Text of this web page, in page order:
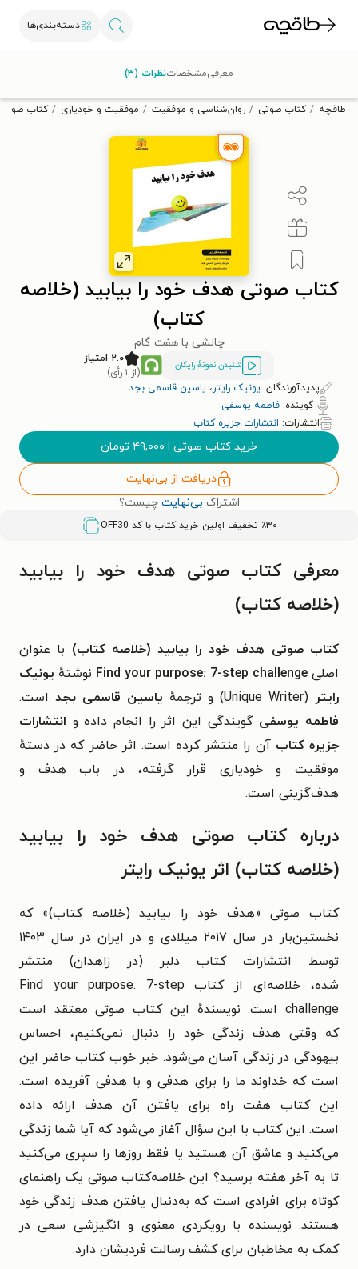
دسته‌بندی‌ها
تخفیف از طاقچه دریافت کن.
طاقچه کتاب صوتی روان‌شناسی و موفقیت موفقیت و خودیاری کتاب صوتی
کتاب صوتی هدف خود را بیابید (خلاصه
کتاب)
چالشی با هفت گام
شنیدن نمونۀ رایگان
۲.۰ امتیاز
(از ۱ رأی)
پدیدآورندگان: یونیک رایتر، یاسین قاسمی بجد
گوینده: فاطمه یوسفی
انتشارات: انتشارات جزیره کتاب
خرید کتاب صوتی | ۴۹,۰۰۰ تومان
دریافت از بی‌نهایت
اشتراک بی‌نهایت چیست؟
٪۳۰ تخفیف اولین خرید کتاب با کد OFF30
معرفیمشخصاتنظرات (۳)
معرفی کتاب صوتی هدف خود را بیابید
(خلاصه کتاب)
کتاب صوتی هدف خود را بیابید (خلاصه کتاب) با عنوان
اصلی Find your purpose: 7-step challenge نوشتهٔ یونیک
رایتر (
Unique Writer) و ترجمهٔ یاسین قاسمی بجد است.
فاطمه یوسفی گویندگی این اثر را انجام داده و انتشارات
جزیره کتاب آن را منتشر کرده است. اثر حاضر که در دستهٔ
موفقیت و خودیاری قرار گرفته، در باب‫هدف و
هدف‌گزینی است.
درباره کتاب صوتی هدف خود را بیابید
(خلاصه کتاب) اثر یونیک رایتر
کتاب صوتی «هدف خود را بیابید (خلاصه کتاب)» که
نخستین‌بار در سال ۲۰۱۷ میلادی و در ایران در سال ۱۴۰۳
توسط انتشارات کتاب دلبر (در زاهدان) منتشر
شده، خلاصه‌ای از کتاب Find your purpose: 7-step
challenge است. نویسندهٔ این کتاب صوتی معتقد است
که وقتی هدف زندگی خود را دنبال نمی‌کنیم، احساس
بیهودگی در زندگی آسان می‌شود. خبر خوب کتاب حاضر این
است که خداوند ما را برای هدفی و با هدفی آفریده است.
این کتاب هفت راه برای یافتن آن هدف ارائه داده
است. این کتاب با این سؤال آغاز می‌شود که آیا شما زندگی
می‌کنید و عاشق آن هستید یا فقط روزها را سپری می‌کنید
تا به آخر هفته برسید؟ این خلاصه‌کتاب صوتی یک راهنمای
کوتاه برای افرادی است که به‌دنبال یافتن هدف زندگی خود
هستند. نویسنده با رویکردی معنوی و انگیزشی سعی در
کمک به مخاطبان برای کشف رسالت فردیشان دارد.